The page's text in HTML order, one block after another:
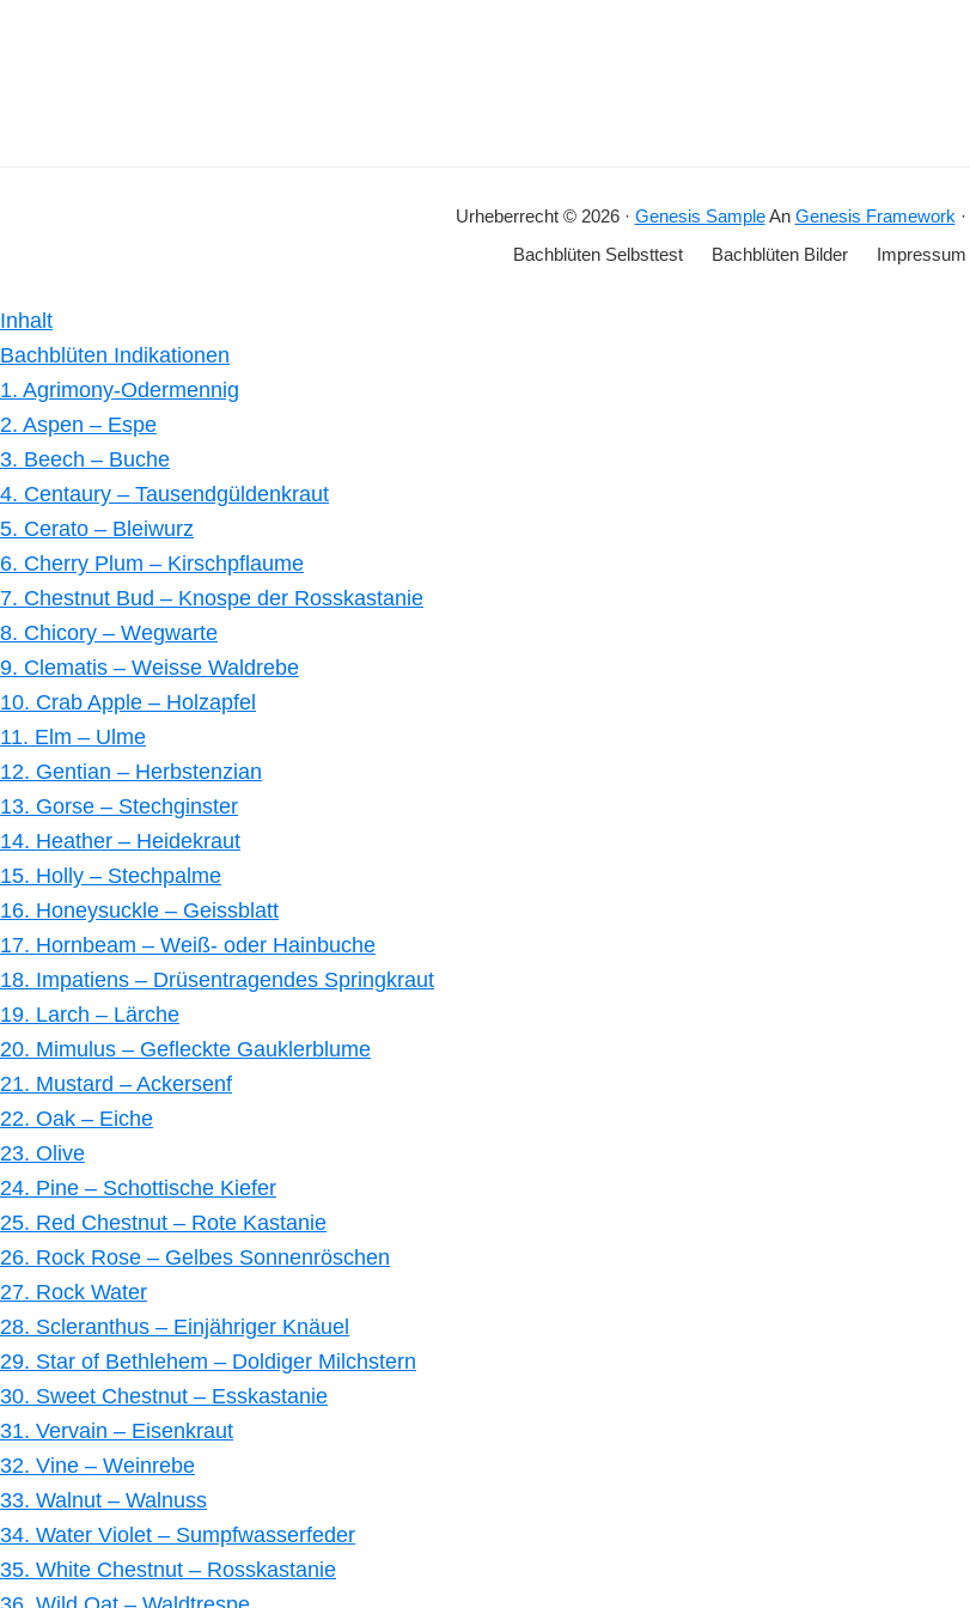
Urheberrecht © 2026 · Genesis SampleAn Genesis Framework ·
Bachblüten Selbsttest
Bachblüten Bilder Impressum
Inhalt
Bachblüten Indikationen
1. Agrimony-Odermennig
2. Aspen – Espe
3. Beech – Buche
4. Centaury – Tausendgüldenkraut
5. Cerato – Bleiwurz
6. Cherry Plum – Kirschpflaume
7. Chestnut Bud – Knospe der Rosskastanie
8. Chicory – Wegwarte
9. Clematis – Weisse Waldrebe
10. Crab Apple – Holzapfel
11. Elm – Ulme
12. Gentian – Herbstenzian
13. Gorse – Stechginster
14. Heather – Heidekraut
15. Holly – Stechpalme
16. Honeysuckle – Geissblatt
17. Hornbeam – Weiß- oder Hainbuche
18. Impatiens – Drüsentragendes Springkraut
19. Larch – Lärche
20. Mimulus – Gefleckte Gauklerblume
21. Mustard – Ackersenf
22. Oak – Eiche
23. Olive
24. Pine – Schottische Kiefer
25. Red Chestnut – Rote Kastanie
26. Rock Rose – Gelbes Sonnenröschen
27. Rock Water
28. Scleranthus – Einjähriger Knäuel
29. Star of Bethlehem – Doldiger Milchstern
30. Sweet Chestnut – Esskastanie
31. Vervain – Eisenkraut
32. Vine – Weinrebe
33. Walnut – Walnuss
34. Water Violet – Sumpfwasserfeder
35. White Chestnut – Rosskastanie